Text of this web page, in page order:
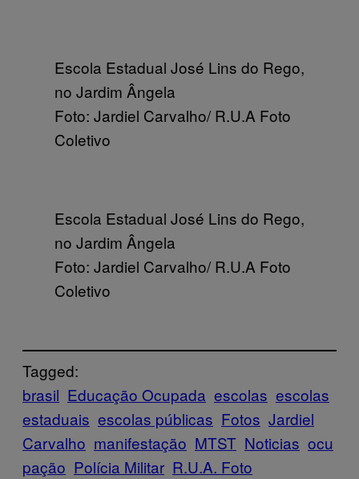
Escola Estadual José Lins do Rego,
no Jardim Ângela
Foto: Jardiel Carvalho/ R.U.A Foto
Coletivo
Escola Estadual José Lins do Rego,
no Jardim Ângela
Foto: Jardiel Carvalho/ R.U.A Foto
Coletivo
Tagged:
brasil Educação Ocupada escolas escolas
estaduais escolas públicas Fotos Jardiel
Carvalho manifestação MTST Noticias ocu
pação Polícia Militar R.U.A. Foto